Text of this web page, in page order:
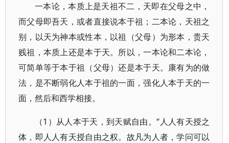
一本论，本质上是天祖不二，天即在父母之中，
而父母即吾天，或者直接说本于祖；二本论，天祖之
别，以天为神本或性本，以祖（父母）为形本，贵天
贱祖，本质上还是本于天。所以，一本论和二本论，
可简单等于本于祖（父母）还是本于天。康有为的做
法，是不断弱化人本于祖的一面，强化人本于天的一
面，然后和西学相接。
（1）从人本于天，到天赋自由。“人人有天授之
体，即人人有天授自由之权。故凡为人者，学问可以